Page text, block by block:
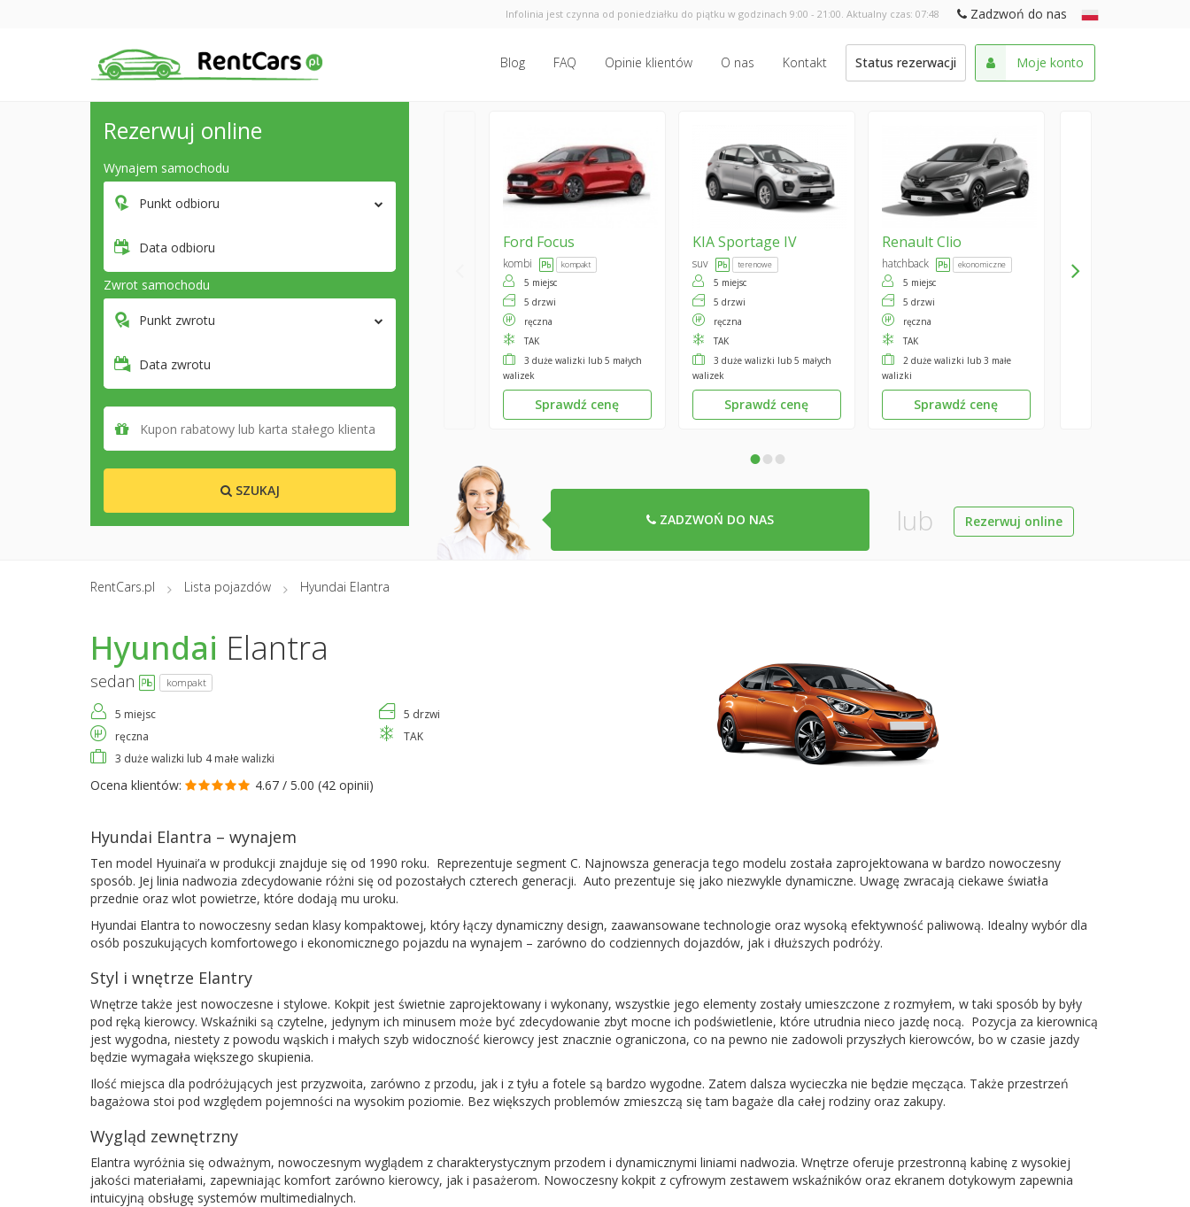
Infolinia jest czynna od poniedziałku do piątku w godzinach 9:00 - 21:00. Aktualny czas: 07:48 Zadzwoń do nas
Blog FAQ Opinie klientów O nas Kontakt Status rezerwacji Moje konto
Rezerwuj online
Wynajem samochodu
Punkt odbioru
Data odbioru
Zwrot samochodu
Punkt zwrotu
Data zwrotu
SZUKAJ
Ford Focus
kombi kompakt
5 miejsc
5 drzwi
ręczna
TAK
3 duże walizki lub 5 małych
walizek
Sprawdź cenę
KIASportage IV
suv terenowe
5 miejsc
5 drzwi
ręczna
TAK
3 duże walizki lub 5 małych
walizek
Sprawdź cenę
RenaultClio
hatchback ekonomiczne
5 miejsc
5 drzwi
ręczna
TAK
2 duże walizki lub 3 małe
walizki
Sprawdź cenę
•••
ZADZWOŃ DO NAS lub Rezerwuj online
RentCars.pl Lista pojazdów Hyundai Elantra
Hyundai Elantra
sedan kompakt
5 miejsc
5 drzwi
ręczna
TAK
3 duże walizki lub 4 małe walizki
Ocena klientów: 4.67 / 5.00 (42 opinii)
Hyundai Elantra – wynajem
Ten model Hyuinai’a w produkcji znajduje się od 1990 roku. Reprezentuje segment C. Najnowsza generacja tego modelu została zaprojektowana w bardzo nowoczesny
sposób. Jej linia nadwozia zdecydowanie różni się od pozostałych czterech generacji. Auto prezentuje się jako niezwykle dynamiczne. Uwagę zwracają ciekawe światła
przednie oraz wlot powietrze, które dodają mu uroku.
Hyundai Elantra to nowoczesny sedan klasy kompaktowej, który łączy dynamiczny design, zaawansowane technologie oraz wysoką efektywność paliwową. Idealny wybór dla
osób poszukujących komfortowego i ekonomicznego pojazdu na wynajem – zarówno do codziennych dojazdów, jak i dłuższych podróży.
Styl i wnętrze Elantry
Wnętrze także jest nowoczesne i stylowe. Kokpit jest świetnie zaprojektowany i wykonany, wszystkie jego elementy zostały umieszczone z rozmyłem, w taki sposób by były
pod ręką kierowcy. Wskaźniki są czytelne, jedynym ich minusem może być zdecydowanie zbyt mocne ich podświetlenie, które utrudnia nieco jazdę nocą. Pozycja za kierownicą
jest wygodna, niestety z powodu wąskich i małych szyb widoczność kierowcy jest znacznie ograniczona, co na pewno nie zadowoli przyszłych kierowców, bo w czasie jazdy
będzie wymagała większego skupienia.
Ilość miejsca dla podróżujących jest przyzwoita, zarówno z przodu, jak i z tyłu a fotele są bardzo wygodne. Zatem dalsza wycieczka nie będzie męcząca. Także przestrzeń
bagażowa stoi pod względem pojemności na wysokim poziomie. Bez większych problemów zmieszczą się tam bagaże dla całej rodziny oraz zakupy.
Wygląd zewnętrzny
Elantra wyróżnia się odważnym, nowoczesnym wyglądem z charakterystycznym przodem i dynamicznymi liniami nadwozia. Wnętrze oferuje przestronną kabinę z wysokiej
jakości materiałami, zapewniając komfort zarówno kierowcy, jak i pasażerom. Nowoczesny kokpit z cyfrowym zestawem wskaźników oraz ekranem dotykowym zapewnia
intuicyjną obsługę systemów multimedialnych.